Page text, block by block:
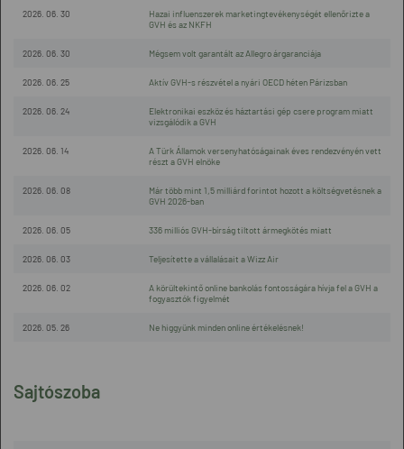
Sajtószoba
2026. 06. 30
Hazai influenszerek marketingtevékenységét ellenőrizte a
GVH és az NKFH
2026. 06. 30 Mégsem volt garantált az Allegro árgaranciája
2026. 06. 25 Aktív GVH-s részvétel a nyári OECD héten Párizsban
2026. 06. 24
Elektronikai eszköz és háztartási gép csere program miatt
vizsgálódik a GVH
2026. 06. 14
A Türk Államok versenyhatóságainak éves rendezvényén vett
részt a GVH elnöke
2026. 06. 08
Már több mint 1,5 milliárd forintot hozott a költségvetésnek a
GVH 2026-ban
2026. 06. 05 336 milliós GVH-bírság tiltott ármegkötés miatt
2026. 06. 03 Teljesítette a vállalásait a Wizz Air
2026. 06. 02
A körültekintő online bankolás fontosságára hívja fel a GVH a
fogyasztók figyelmét
2026. 05. 26 Ne higgyünk minden online értékelésnek!